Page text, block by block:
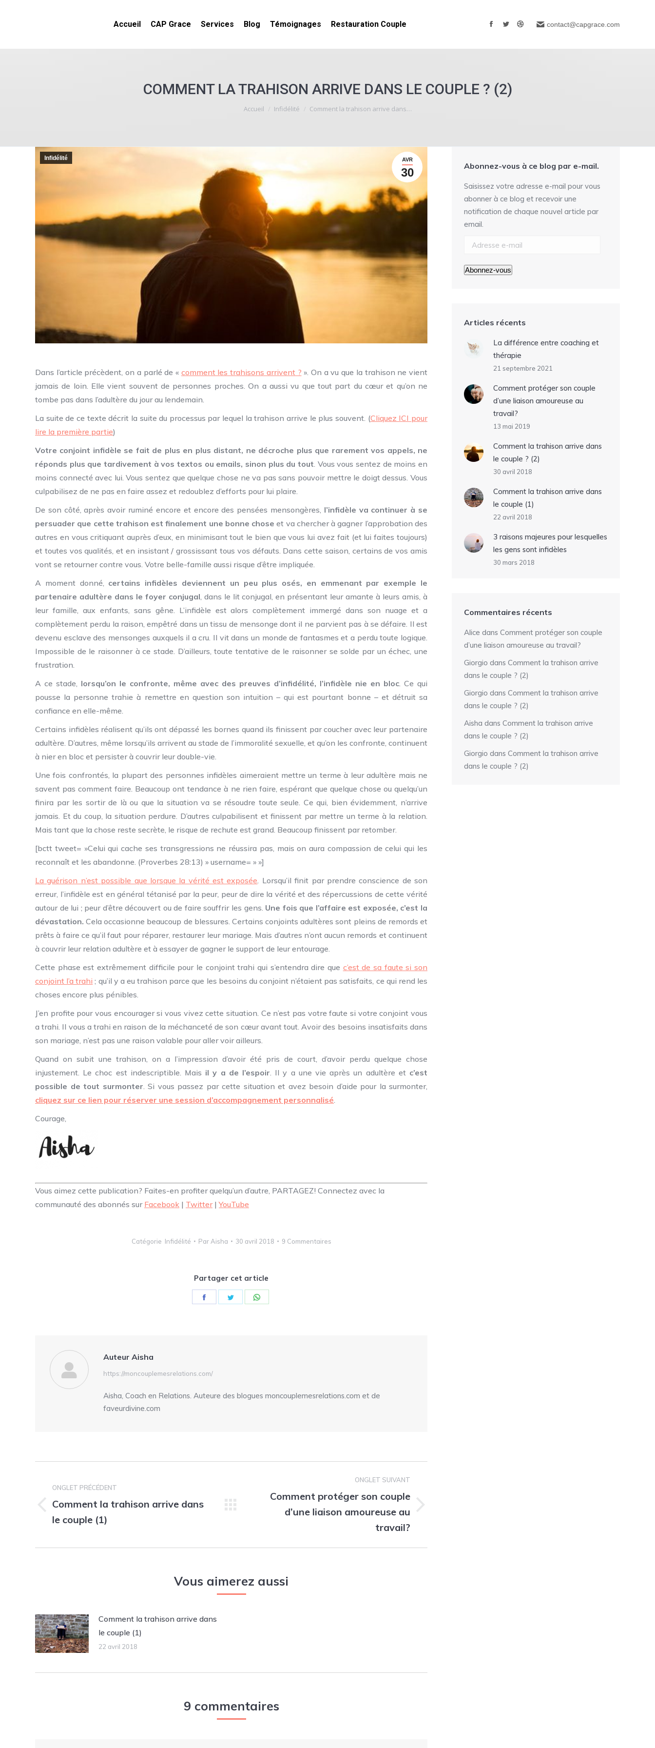
Accueil CAP Grace Services Blog Témoignages Restauration Couple
Facebook
new
window
Twitter
new
window
Dribble
contact@capgrace.com
COMMENT LA TRAHISON ARRIVE DANS LE COUPLE ? (2)
Vous êtes ici :
Accueil Infidélité Comment la trahison arrive dans…
AVR
30
Infidélité
Dans l’article précèdent, on a parlé de « comment les trahisons arrivent ? ». On a vu que la trahison ne vient
jamais de loin. Elle vient souvent de personnes proches. On a aussi vu que tout part du cœur et qu’on ne
tombe pas dans l’adultère du jour au lendemain.
La suite de ce texte décrit la suite du processus par lequel la trahison arrive le plus souvent. (Cliquez ICI pour
lire la première partie)
Votre conjoint infidèle se fait de plus en plus distant, ne décroche plus que rarement vos appels, ne
réponds plus que tardivement à vos textos ou emails, sinon plus du tout . Vous vous sentez de moins en
moins connecté avec lui. Vous sentez que quelque chose ne va pas sans pouvoir mettre le doigt dessus. Vous
culpabilisez de ne pas en faire assez et redoublez d’efforts pour lui plaire.
De son côté, après avoir ruminé encore et encore des pensées mensongères, l’infidèle va continuer à se
persuader que cette trahison est finalement une bonne choseet va chercher à gagner l’approbation des
autres en vous critiquant auprès d’eux, en minimisant tout le bien que vous lui avez fait (et lui faites toujours)
et toutes vos qualités, et en insistant / grossissant tous vos défauts. Dans cette saison, certains de vos amis
vont se retourner contre vous. Votre belle-famille aussi risque d’être impliquée.
A moment donné,
certains infidèles deviennent un peu plus osés, en emmenant par exemple le
partenaire adultère dans le foyer conjugal , dans le lit conjugal, en présentant leur amante à leurs amis, à
leur famille, aux enfants, sans gêne. L’infidèle est alors complètement immergé dans son nuage et a
complètement perdu la raison, empêtré dans un tissu de mensonge dont il ne parvient pas à se défaire. Il est
devenu esclave des mensonges auxquels il a cru. Il vit dans un monde de fantasmes et a perdu toute logique.
Impossible de le raisonner à ce stade. D’ailleurs, toute tentative de le raisonner se solde par un échec, une
frustration.
A ce stade, lorsqu’on le confronte, même avec des preuves d’infidélité, l’infidèle nie en bloc . Ce qui
pousse la personne trahie à remettre en question son intuition – qui est pourtant bonne – et détruit sa
confiance en elle-même.
Certains infidèles réalisent qu’ils ont dépassé les bornes quand ils finissent par coucher avec leur partenaire
adultère. D’autres, même lorsqu’ils arrivent au stade de l’immoralité sexuelle, et qu’on les confronte, continuent
à nier en bloc et persister à couvrir leur double-vie.
Une fois confrontés, la plupart des personnes infidèles aimeraient mettre un terme à leur adultère mais ne
savent pas comment faire. Beaucoup ont tendance à ne rien faire, espérant que quelque chose ou quelqu’un
finira par les sortir de là ou que la situation va se résoudre toute seule. Ce qui, bien évidemment, n’arrive
jamais. Et du coup, la situation perdure. D’autres culpabilisent et finissent par mettre un terme à la relation.
Mais tant que la chose reste secrète, le risque de rechute est grand. Beaucoup finissent par retomber.
[bctt tweet= »Celui qui cache ses transgressions ne réussira pas, mais on aura compassion de celui qui les
reconnaît et les abandonne. (Proverbes 28:13) » username= » »]
La guérison n’est possible que lorsque la vérité est exposée . Lorsqu’il finit par prendre conscience de son
erreur, l’infidèle est en général tétanisé par la peur, peur de dire la vérité et des répercussions de cette vérité
autour de lui ; peur d’être découvert ou de faire souffrir les gens. Une fois que l’affaire est exposée, c’est la
dévastation.Cela occasionne beaucoup de blessures. Certains conjoints adultères sont pleins de remords et
prêts à faire ce qu’il faut pour réparer, restaurer leur mariage. Mais d’autres n’ont aucun remords et continuent
à couvrir leur relation adultère et à essayer de gagner le support de leur entourage.
Cette phase est extrêmement difficile pour le conjoint trahi qui s’entendra dire que c’est de sa faute si son
conjoint l’a trahi ; qu’il y a eu trahison parce que les besoins du conjoint n’étaient pas satisfaits, ce qui rend les
choses encore plus pénibles.
J’en profite pour vous encourager si vous vivez cette situation. Ce n’est pas votre faute si votre conjoint vous
a trahi. Il vous a trahi en raison de la méchanceté de son cœur avant tout. Avoir des besoins insatisfaits dans
son mariage, n’est pas une raison valable pour aller voir ailleurs.
Quand on subit une trahison, on a l’impression d’avoir été pris de court, d’avoir perdu quelque chose
injustement. Le choc est indescriptible. Mais il y a de l’espoir . Il y a une vie après un adultère et c’est
possible de tout surmonter . Si vous passez par cette situation et avez besoin d’aide pour la surmonter,
cliquez sur ce lien pour réserver une session d’accompagnement personnalisé
Courage,
Vous aimez cette publication? Faites-en profiter quelqu’un d’autre, PARTAGEZ! Connectez avec la
communauté des abonnés sur Facebook | Twitter|YouTube
Catégorie Infidélité Par Aisha 30 avril 2018 9 Commentaires
Partager cet article
Share Share Share
Auteur Aisha
https://moncouplemesrelations.com/
Aisha, Coach en Relations. Auteure des blogues moncouplemesrelations.com et de
faveurdivine.com
de
commentaire
ONGLET PRÉCÉDENT
Onglet
précédent
Comment la trahison arrive dans
le couple (1)
ONGLET SUIVANT
Comment protéger son couple
d’une liaison amoureuse au
travail?
Vous aimerez aussi
Comment la trahison arrive dans
le couple (1)
22 avril 2018
9 commentaires
Abonnez-vous à ce blog par e-mail.
Saisissez votre adresse e-mail pour vous
abonner à ce blog et recevoir une
notification de chaque nouvel article par
email.
Adresse
mail
Abonnez-vous
Articles récents
La différence entre coaching et
thérapie
21 septembre 2021
Comment protéger son couple
d’une liaison amoureuse au
travail?
13 mai 2019
Comment la trahison arrive dans
le couple ? (2)
30 avril 2018
Comment la trahison arrive dans
le couple (1)
22 avril 2018
3 raisons majeures pour lesquelles
les gens sont infidèles
30 mars 2018
Commentaires récents
Alice dans Comment protéger son couple
d’une liaison amoureuse au travail?
Giorgio dans Comment la trahison arrive
dans le couple ? (2)
Giorgio dans Comment la trahison arrive
dans le couple ? (2)
Aisha dans Comment la trahison arrive
dans le couple ? (2)
Giorgio dans Comment la trahison arrive
dans le couple ? (2)